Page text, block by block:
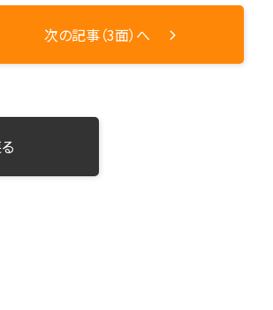
次の記事（3面）へ